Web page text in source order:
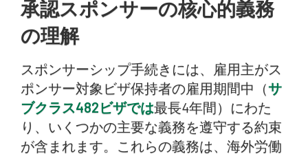
承認スポンサーの核心的義務
の理解
スポンサーシップ手続きには、雇用主がス
ポンサー対象ビザ保持者の雇用期間中（サ
ブクラス482ビザでは最長4年間）にわた
り、いくつかの主要な義務を遵守する約束
が含まれます。これらの義務は、海外労働